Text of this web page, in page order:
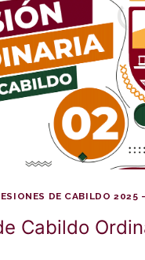
DE CABILDO 2025
Cabildo